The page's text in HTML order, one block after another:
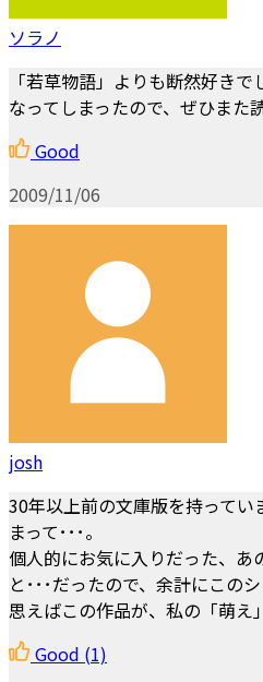
ソラノ
「若草物語」よりも断然好き
なってしまったので、ぜひまた
Good
2009/11/06
josh
30年以上前の文庫版を持ってい
まって･･･。
個人的にお気に入りだった、あ
と･･･だったので、余計にこの
思えばこの作品が、私の「萌え
Good (1)